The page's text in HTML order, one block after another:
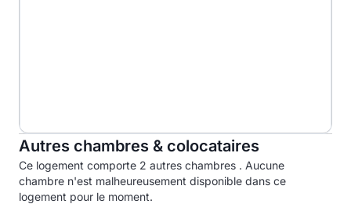
Autres chambres & colocataires
Ce logement comporte 2 autres chambres . Aucune
chambre n'est malheureusement disponible dans ce
logement pour le moment.